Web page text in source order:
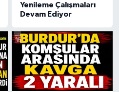
Yenileme Çalışmaları
Devam Ediyor